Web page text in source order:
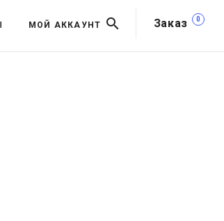
Заказ 0
МОЙ АККАУНТ